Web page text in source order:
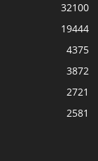
32100
19444
4375
3872
2721
2581